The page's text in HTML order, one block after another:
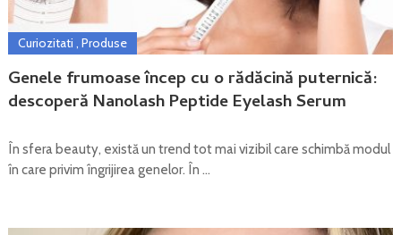
Genele frumoase încep cu o rădăcină puternică:
descoperă Nanolash Peptide Eyelash Serum
Curiozitati Produse
În sfera beauty, există un trend tot mai vizibil care schimbă modul
în care privim îngrijirea genelor. În …